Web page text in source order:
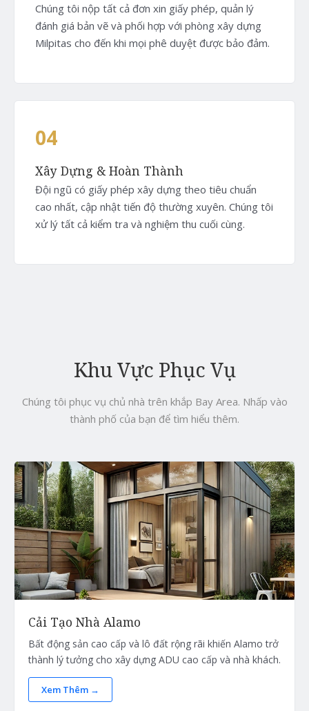
Chúng tôi nộp tất cả đơn xin giấy phép, quản lý
đánh giá bản vẽ và phối hợp với phòng xây dựng
Milpitas cho đến khi mọi phê duyệt được bảo đảm.
04
Xây Dựng & Hoàn Thành
Đội ngũ có giấy phép xây dựng theo tiêu chuẩn
cao nhất, cập nhật tiến độ thường xuyên. Chúng tôi
xử lý tất cả kiểm tra và nghiệm thu cuối cùng.
Khu Vực Phục Vụ
Chúng tôi phục vụ chủ nhà trên khắp Bay Area. Nhấp vào
thành phố của bạn để tìm hiểu thêm.
Cải Tạo Nhà Alamo
Bất động sản cao cấp và lô đất rộng rãi khiến Alamo trở
thành lý tưởng cho xây dựng ADU cao cấp và nhà khách.
Xem Thêm →